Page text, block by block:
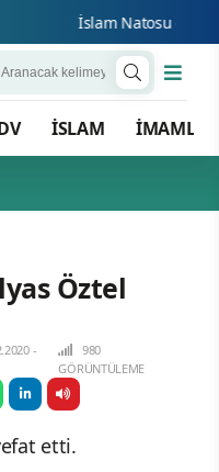
İslam Natosu dosta
İSLAM İMAMLAR
Öztel
-
980
GÖRÜNTÜLEME
etti.